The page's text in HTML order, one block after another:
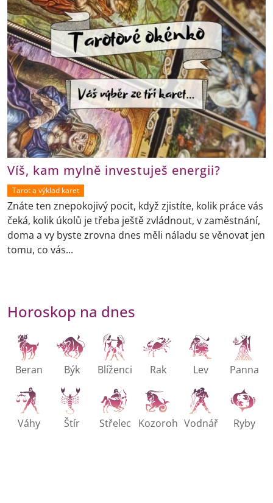
Víš, kam mylně investuješ energii?
Tarot a výklad karet
Znáte ten znepokojivý pocit, když zjistíte, kolik práce vás
čeká, kolik úkolů je třeba ještě zvládnout, v zaměstnání,
doma a vy byste zrovna dnes měli náladu se věnovat jen
tomu, co vás...
Horoskop na dnes
Beran Býk Blíženci Rak Lev Panna
Váhy Štír Střelec Kozoroh Vodnář Ryby